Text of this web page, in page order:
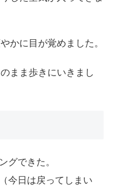
かに目が覚めました。
まま歩きにいきまし
グできた。
今日は戻ってしまい